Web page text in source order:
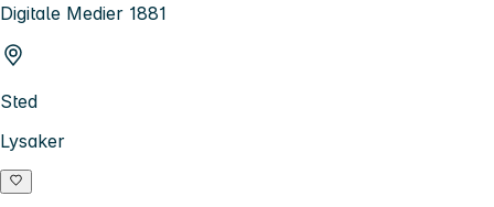
Digitale Medier 1881
Sted
Lysaker